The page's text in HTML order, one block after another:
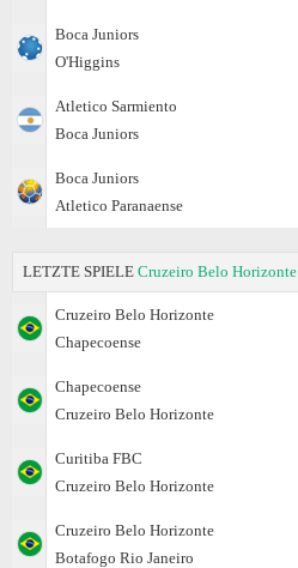
Boca Juniors
O'Higgins
Atletico Sarmiento
Boca Juniors
Boca Juniors
Atletico Paranaense
LETZTE SPIELE Cruzeiro Belo Horizonte
Cruzeiro Belo Horizonte
Chapecoense
Chapecoense
Cruzeiro Belo Horizonte
Curitiba FBC
Cruzeiro Belo Horizonte
Cruzeiro Belo Horizonte
Botafogo Rio Janeiro